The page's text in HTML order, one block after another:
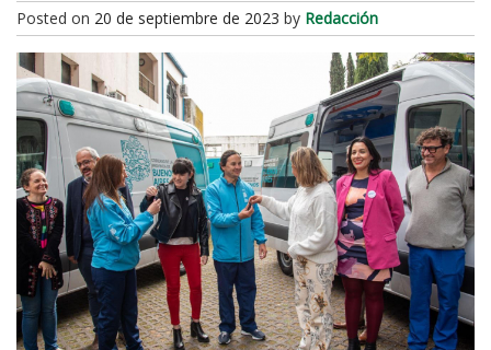
Posted on 20 de septiembre de 2023 by Redacción